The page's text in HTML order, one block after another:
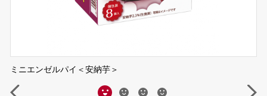
ミニエンゼルパイ＜安納芋＞